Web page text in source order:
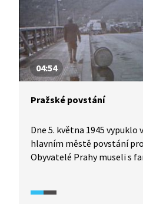
04:54
Pražské povstání
Dne 5. května 1945 vypuklo
hlavním městě povstání
Obyvatelé Prahy museli s
Podívejte se na reportáž